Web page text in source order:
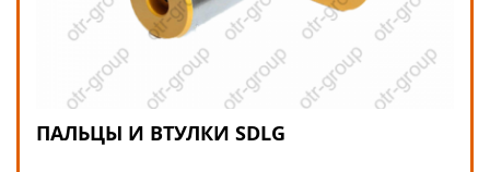
ПАЛЬЦЫ И ВТУЛКИ SDLG